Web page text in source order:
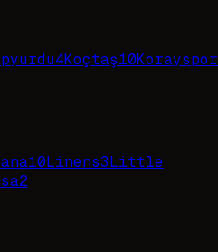
4Koçtaş10Korayspor
10Linens3Little
2